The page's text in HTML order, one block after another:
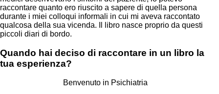
raccontare quanto ero riuscito a sapere di quella persona
durante i miei colloqui informali in cui mi aveva raccontato
qualcosa della sua vicenda. Il libro nasce proprio da questi
piccoli diari di bordo.
Quando hai deciso di raccontare in un libro la
tua esperienza?
Benvenuto in Psichiatria